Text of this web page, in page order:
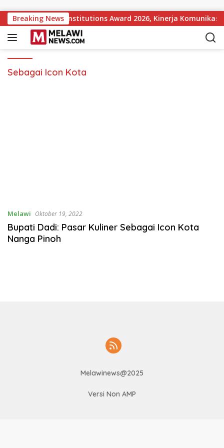
Breaking News
Government Institutions Award 2026, Kinerja Komunikasi
Sebagai Icon Kota
Melawi Oktober 19, 2022
Bupati Dadi: Pasar Kuliner Sebagai Icon Kota
Nanga Pinoh
Melawinews@2025
Versi Non AMP